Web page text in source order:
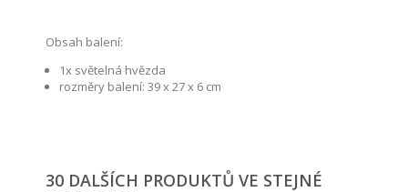
Obsah balení:
1x světelná hvězda
rozměry balení: 39 x 27 x 6 cm
30 DALŠÍCH PRODUKTŮ VE STEJNÉ